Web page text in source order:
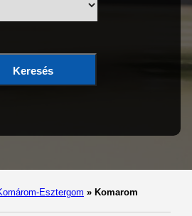
Keresés
Esztergom » Komarom